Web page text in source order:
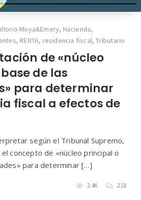
Moya&Emery, Hacienda,
, RENTA, residencia fiscal,Tributario
de «núcleo
de las
para determinar
fiscal a efectos de
según el Tribunal Supremo,
concepto de «núcleo principal o
para determinar […]
2.4K 218